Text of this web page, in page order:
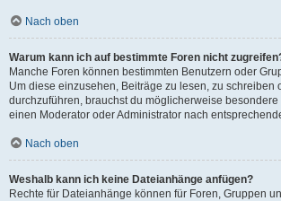
Nach oben
Warum kann ich auf bestimmte Foren nicht
Manche Foren können bestimmten Benutzern oder
Um diese einzusehen, Beiträge zu lesen, zu schreiben
durchzuführen, brauchst du möglicherweise
einen Moderator oder Administrator nach
Nach oben
Weshalb kann ich keine Dateianhänge anfügen?
Rechte für Dateianhänge können für Foren, Gruppen